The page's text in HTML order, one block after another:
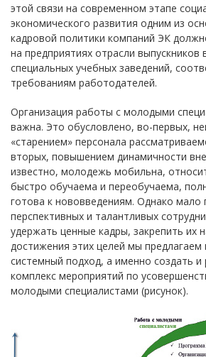
этой связи на современном этапе
экономического развития одним из
кадровой политики компаний ЭК
на предприятиях отрасли выпускников
специальных учебных заведений,
требованиям работодателей.
Организация работы с молодыми
важна. Это обусловлено, во-первых,
«старением» персонала
вторых, повышением динамичности
известно, молодежь мобильна,
быстро обучаема и переобучаема,
готова к нововведениям. Однако мало
перспективных и талантливых
удержать ценные кадры, закрепить их
достижения этих целей мы предлагаем
системный подход, а именно создать и
комплекс мероприятий по
молодыми специалистами (рисунок).